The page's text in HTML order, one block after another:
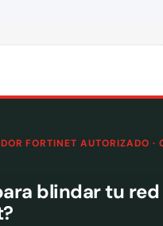
FORTINET AUTORIZADO ·
blindar tu